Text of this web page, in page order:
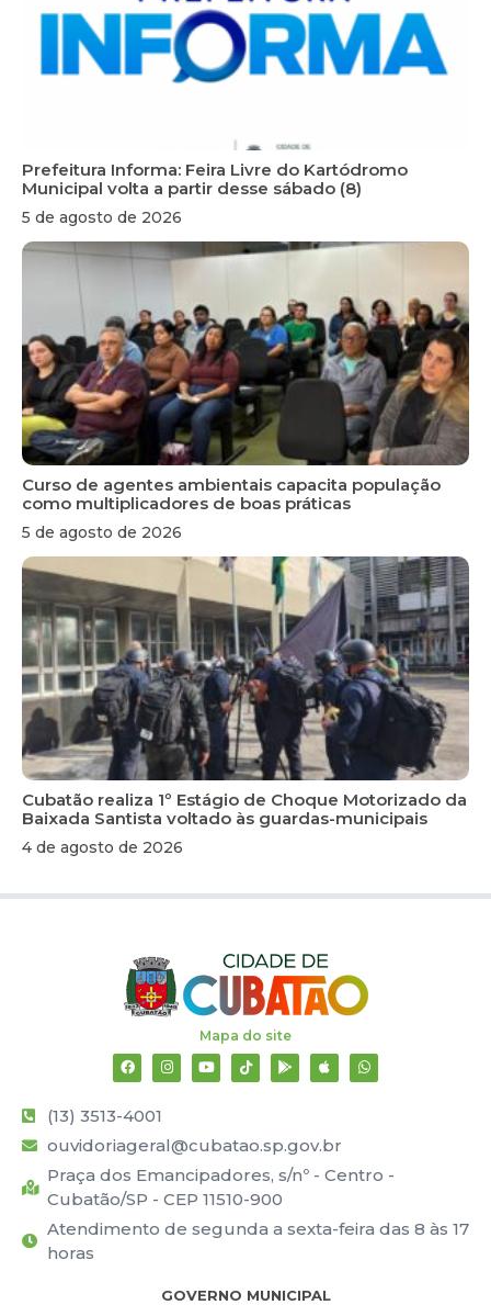
Prefeitura Informa: Feira Livre do Kartódromo
Municipal volta a partir desse sábado (8)
5 de agosto de 2026
Curso de agentes ambientais capacita população
como multiplicadores de boas práticas
5 de agosto de 2026
Cubatão realiza 1º Estágio de Choque Motorizado da
Baixada Santista voltado às guardas-municipais
4 de agosto de 2026
Mapa do site
(13) 3513-4001
ouvidoriageral@cubatao.sp.gov.br
Praça dos Emancipadores, s/nº - Centro -
Cubatão/SP - CEP 11510-900
Atendimento de segunda a sexta-feira das 8 às 17
horas
GOVERNO MUNICIPAL